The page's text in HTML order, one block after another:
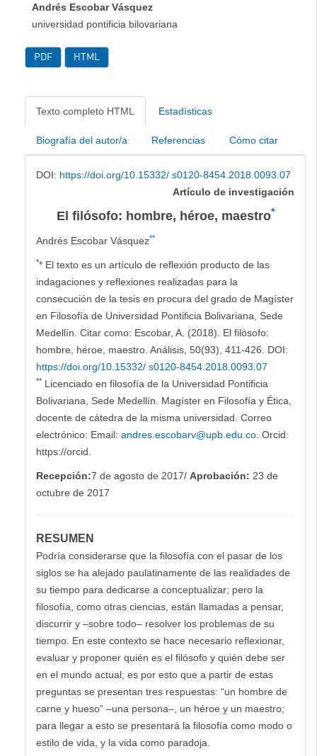
Andrés Escobar Vásquez
universidad pontificia bilovariana
PDF HTML
Texto completo HTML Estadísticas
Biografía del autor/a Referencias Cómo citar
DOI: https://doi.org/10.15332/ s0120-8454.2018.0093.07
Artículo de investigación
El filósofo: hombre, héroe, maestro*
Andrés Escobar Vásquez**
** El texto es un artículo de reflexión producto de las
indagaciones y reflexiones realizadas para la
consecución de la tesis en procura del grado de Magíster
en Filosofía de Universidad Pontificia Bolivariana, Sede
Medellín. Citar como: Escobar, A. (2018). El filósofo:
hombre, héroe, maestro. Análisis, 50(93), 411-426. DOI:
https://doi.org/10.15332/ s0120-8454.2018.0093.07
** Licenciado en filosofía de la Universidad Pontificia
Bolivariana, Sede Medellín. Magíster en Filosofía y Ética,
docente de cátedra de la misma universidad. Correo
electrónico: Email: andres.escobarv@upb.edu.co Orcid:
https://orcid.
Recepción:7 de agosto de 2017/ Aprobación: 23 de
octubre de 2017
RESUMEN
Podría considerarse que la filosofía con el pasar de los
siglos se ha alejado paulatinamente de las realidades de
su tiempo para dedicarse a conceptualizar; pero la
filosofía, como otras ciencias, están llamadas a pensar,
discurrir y –sobre todo– resolver los problemas de su
tiempo. En este contexto se hace necesario reflexionar,
evaluar y proponer quién es el filósofo y quién debe ser
en el mundo actual; es por esto que a partir de estas
preguntas se presentan tres respuestas: “un hombre de
carne y hueso” –una persona–, un héroe y un maestro;
para llegar a esto se presentará la filosofía como modo o
estilo de vida, y la vida como paradoja.